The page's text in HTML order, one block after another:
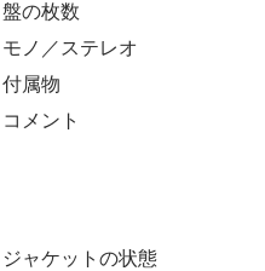
盤の枚数
モノ／ステレオ
付属物
コメント
ジャケットの状態